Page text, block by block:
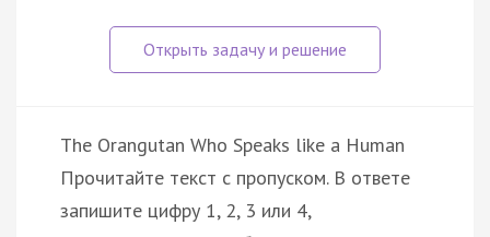
The Orangutan Who Speaks like a Human
Прочитайте текст с пропуском. В ответе
запишите цифру 1, 2, 3 или 4,